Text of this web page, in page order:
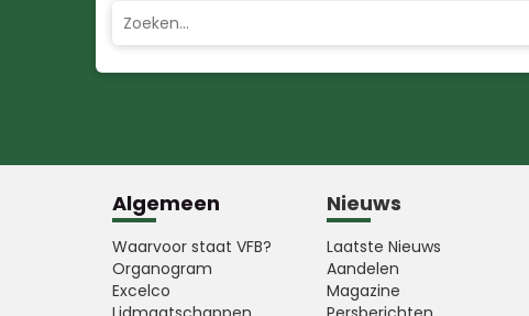
Algemeen
Waarvoor staat VFB?
Organogram
Excelco
Nieuws
Laatste Nieuws
Aandelen
Magazine